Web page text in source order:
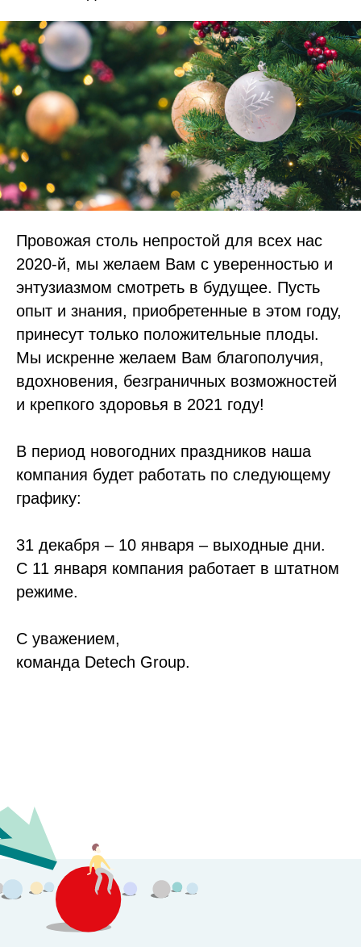
Провожая столь непростой для всех нас
2020-й, мы желаем Вам с уверенностью и
энтузиазмом смотреть в будущее. Пусть
опыт и знания, приобретенные в этом году,
принесут только положительные плоды.
Мы искренне желаем Вам благополучия,
вдохновения, безграничных возможностей
и крепкого здоровья в 2021 году!
В период новогодних праздников наша
компания будет работать по следующему
графику:
31 декабря – 10 января – выходные дни.
С 11 января компания работает в штатном
режиме.
С уважением,
команда Detech Group.